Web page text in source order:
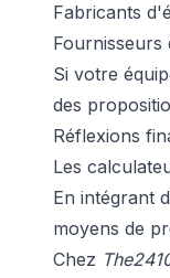
Fabricants
Fournisseurs
Si votre
des
Réflexions
Les
En intégrant
moyens de
Chez